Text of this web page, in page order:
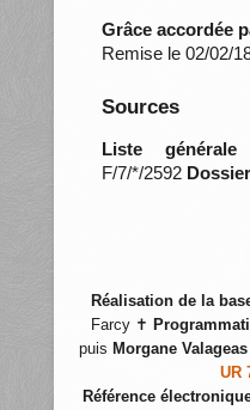
Grâce accordée
Remise le 02/02/
Sources
Liste
F/7/*/2592
Réalisation de la
Farcy ✝
puis Morgane Valageas
UR
Référence